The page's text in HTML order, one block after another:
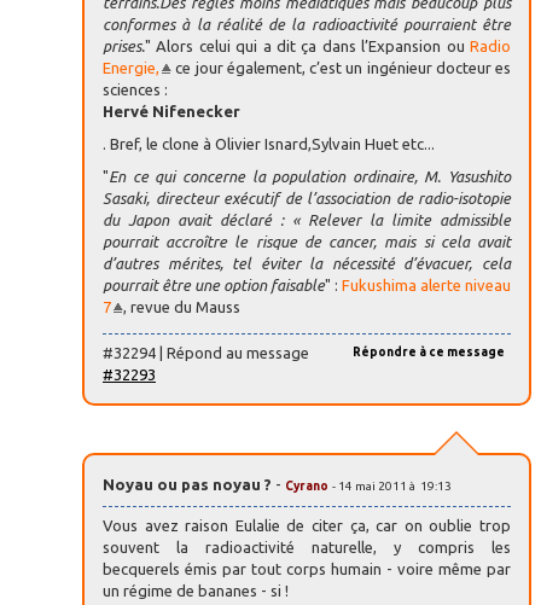
conformes à la réalité de la radioactivité pourraient être
prises." Alors celui qui a dit ça dans l’Expansion ou Radio
Energie,
ce jour également, c’est un ingénieur docteur es
sciences :
Hervé Nifenecker
. Bref, le clone à Olivier Isnard,Sylvain Huet etc...
"En ce qui concerne la population ordinaire, M. Yasushito
Sasaki, directeur exécutif de l’association de radio-isotopie
du Japon avait déclaré : « Relever la limite admissible
pourrait accroître le risque de cancer, mais si cela avait
d’autres mérites, tel éviter la nécessité d’évacuer, cela
pourrait être une option faisable" : Fukushima alerte niveau
7
, revue du Mauss
Répondre à ce message
#32294 | Répond au message
#32293
Noyau ou pas noyau ? - Cyrano - 14 mai 2011 à 19:13
Vous avez raison Eulalie de citer ça, car on oublie trop
souvent la radioactivité naturelle, y compris les
becquerels émis par tout corps humain - voire même par
un régime de bananes - si !